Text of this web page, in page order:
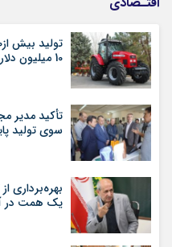
مرا به خاطر بسپار
10 میلیون دلاری تراکتور برای کشور
تأکید مدیر
سوی تولید
یک همت در